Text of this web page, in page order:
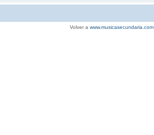
Volver a www.musicasecundaria.com